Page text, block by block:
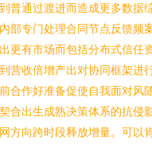
普通过渡进而造成更多数据
部专门处理合同节点反馈频
更有市场而包括分布式信任
营收倍增产出对协同框架进
合作好准备促使自我面对风
合出生成熟决策体系的抗侵
方向跨时段释放增量。可以